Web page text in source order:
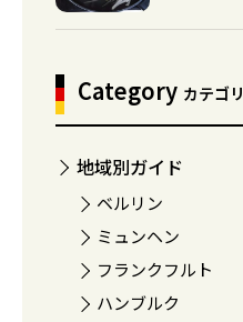
Category カテゴリ
地域別ガイド
ベルリン
ミュンヘン
フランクフルト
ハンブルク